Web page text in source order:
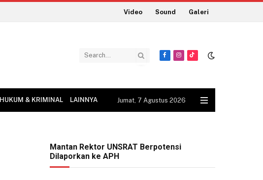
Video Sound Galeri
Facebook
Instagram
TikTok
HUKUM & KRIMINAL LAINNYA Jumat, 7 Agustus 2026
Mantan Rektor UNSRAT Berpotensi
Dilaporkan ke APH